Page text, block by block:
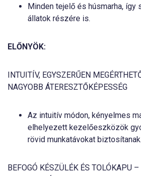
Minden tejelő és húsmarha, így
állatok részére is.
ELŐNYÖK:
INTUITÍV, EGYSZERŰEN
NAGYOBB ÁTERESZTŐKÉPESSÉG
Az intuitív módon, kényelmes
elhelyezett kezelőeszközök
rövid munkatávokat biztosítanak.
BEFOGÓ KÉSZÜLÉK ÉS TOLÓKAPU